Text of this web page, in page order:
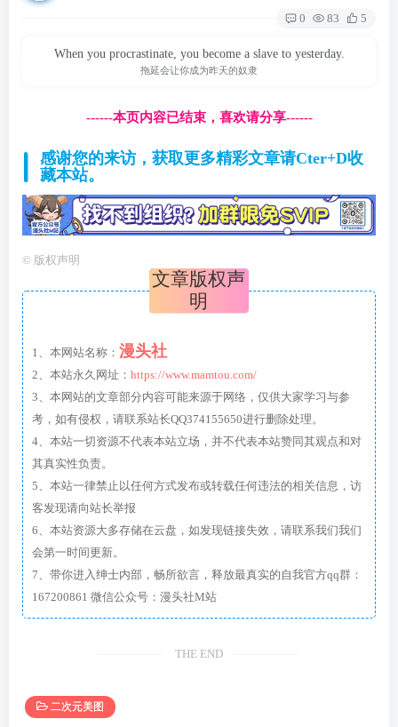
0 83 5
When you procrastinate, you become a slave to yesterday.
拖延会让你成为昨天的奴隶
------本页内容已结束，喜欢请分享------
感谢您的来访，获取更多精彩文章请Cter+D收
藏本站。
© 版权声明
文章版权声
明
1、本网站名称： 漫头社
2、本站永久网址： https://www.mamtou.com/
3、本网站的文章部分内容可能来源于网络，仅供大家学习与参
考，如有侵权，请联系站长QQ374155650进行删除处理。
4、本站一切资源不代表本站立场，并不代表本站赞同其观点和对
其真实性负责。
5、本站一律禁止以任何方式发布或转载任何违法的相关信息，访
客发现请向站长举报
6、本站资源大多存储在云盘，如发现链接失效，请联系我们我们
会第一时间更新。
7、带你进入绅士内部，畅所欲言，释放最真实的自我官方qq群：
167200861 微信公众号：漫头社M站
THE END
二次元美图